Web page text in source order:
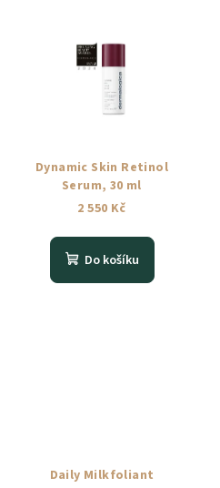
Dynamic Skin Retinol
Serum, 30 ml
2 550 Kč
Do košíku
Daily Milkfoliant